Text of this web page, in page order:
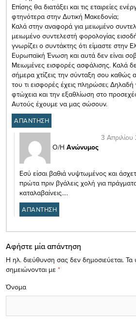
Επίσης θα διατάξει και τις εταιρείες
φτηνότερα στην Δυτική Μακεδονία;
Καλά στην αναφορά για μειωμένο
μειωμένο συντελεστή φορολογίας
γνωρίζει ο συντάκτης ότι είμαστε στην
Ευρωπαϊκή Ένωση και αυτά δεν είναι
Μειωμένες εισφορές ασφάλισης. Καλά
σήμερα χτίζεις την σύνταξη σου καθώς
του τι εισφορές έχεις πληρώσει;
φτώχεια και την εξαθλίωση στο
Αυτούς έχουμε να μας σώσουν.
ΑΠΑΝΤΗΣΗ
Ο/Η Ανώνυμος
3
Εσύ είσαι βαθιά νυψτωμένος και
πρώτα πριν βγάλεις χολή για
καταλαβαίνεις….
ΑΠΑΝΤΗΣΗ
Αφήστε μία απάντηση
Η ηλ. διεύθυνση σας δεν δημοσιεύεται. Τα
σημειώνονται με *
Όνομα